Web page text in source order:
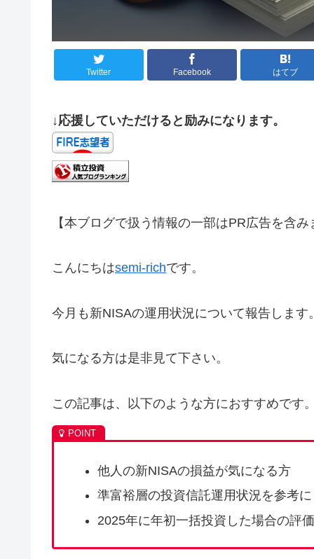
Twitter Facebook はてブ
↓応援していただけると励みになります。
【本ブログで扱う情報の一部はPR広告を含み
こんにちはsemi-richです。
今月も新NISAの運用状況について報告します
気になる方は是非見て下さい。
この記事は、以下のような方におすすめです
他人の新NISAの損益が気になる方
準富裕層の投資信託運用状況を参考
2025年に年初一括投資した場合の評